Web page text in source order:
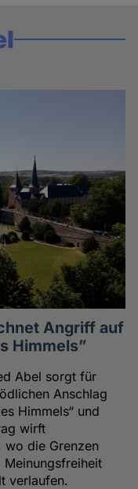
Angriff auf
Himmels”
Abel sorgt für
Anschlag
Himmels“ und
wirft
wo die Grenzen
verlaufen.